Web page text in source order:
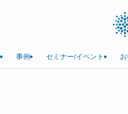
事例 セミナー/イベント